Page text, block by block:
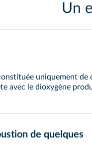
Un
uniquement de
avec le dioxygène
de quelques